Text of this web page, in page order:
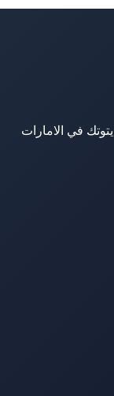
في الامارات